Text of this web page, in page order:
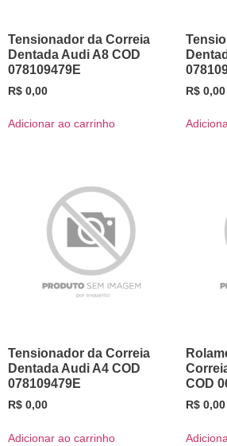
Tensionador da Correia
Dentada Audi A8 COD
078109479E
R$ 0,00
Adicionar ao carrinho
R$ 0,00
Tensionador da Correia
Dentada Audi A4 COD
078109479E
R$ 0,00
Adicionar ao carrinho
COD
R$ 0,00